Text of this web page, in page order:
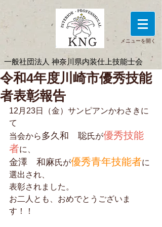
メニューを開く
一般社団法人 神奈川県内装仕上技能士会
令和4年度川崎市優秀技能
者表彰報告
12月23日（金）サンピアンかわさきに
て
当会から多久和　聡氏が優秀技能
者に、
金澤　和麻氏が優秀青年技能者に
選出され、
表彰されました。
お二人とも、おめでとうございま
す！！